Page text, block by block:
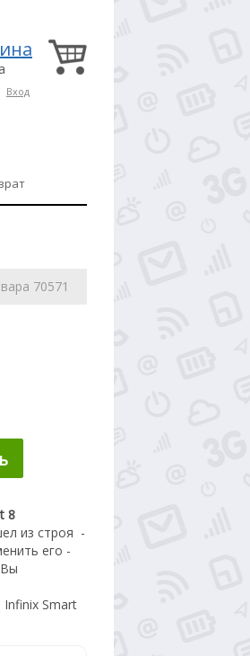
Вход
70571
8
из строя -
его -
Вы
Infinix Smart